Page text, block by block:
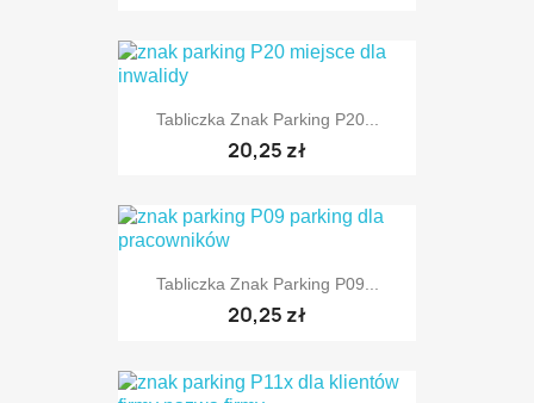
TYLKO ONLINE
Tabliczka Znak Parking P20...
20,25 zł
TYLKO ONLINE
Tabliczka Znak Parking P09...
20,25 zł